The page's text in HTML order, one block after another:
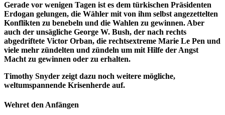
Gerade vor wenigen Tagen ist es dem türkischen Präsidenten
Erdogan gelungen, die Wähler mit von ihm selbst angezettelten
Konflikten zu benebeln und die Wahlen zu gewinnen. Aber
auch der unsägliche George W. Bush, der nach rechts
abgedriftete Victor Orban, die rechtsextreme Marie Le Pen und
viele mehr zündelten und zündeln um mit Hilfe der Angst
Macht zu gewinnen oder zu erhalten.
Timothy Snyder zeigt dazu noch weitere mögliche,
weltumspannende Krisenherde auf.
Wehret den Anfängen